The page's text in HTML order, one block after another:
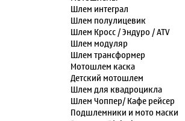
Шлем интеграл
Шлем полулицевик
Шлем Кросс / Эндуро / ATV
Шлем модуляр
Шлем трансформер
Мотошлем каска
Детский мотошлем
Шлем для квадроцикла
Шлем Чоппер/ Кафе рейсер
Подшлемники и мото маски